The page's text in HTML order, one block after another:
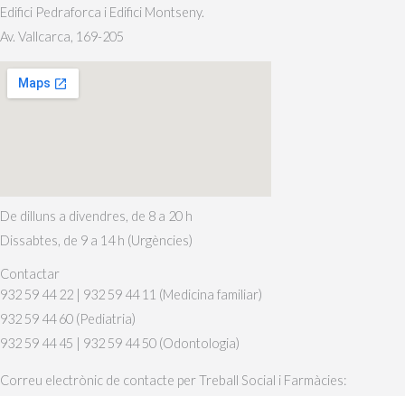
Edifici Pedraforca i Edifici Montseny.
Av. Vallcarca, 169-205
De dilluns a divendres, de 8 a 20 h
Dissabtes, de 9 a 14 h (Urgències)
Contactar
932 59 44 22 | 932 59 44 11 (Medicina familiar)
932 59 44 60 (Pediatria)
932 59 44 45 | 932 59 44 50 (Odontologia)
Correu electrònic de contacte per Treball Social i Farmàcies: